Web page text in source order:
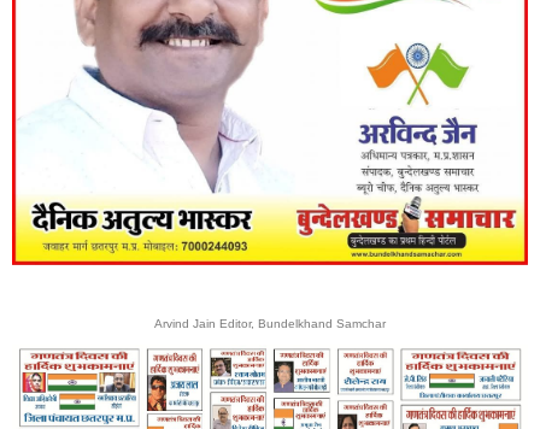
Arvind Jain Editor, Bundelkhand Samchar